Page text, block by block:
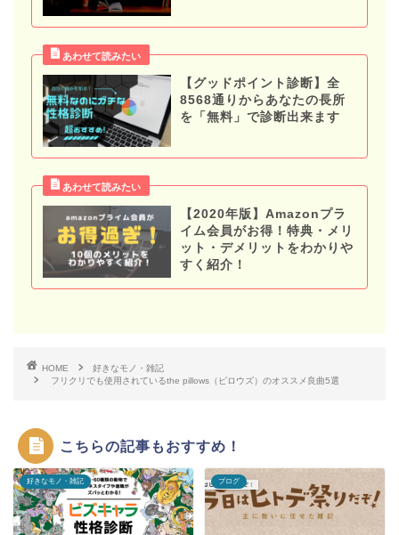
【グッドポイント診断】全
8568通りからあなたの長所
を「無料」で診断出来ます
【2020年版】Amazonプラ
イム会員がお得！特典・メリ
ット・デメリットをわかりや
すく紹介！
HOME
好きなモノ・雑記
フリクリでも使用されているthe pillows（ピロウズ）のオススメ良曲5選
こちらの記事もおすすめ！
好きなモノ・雑記 ブログ